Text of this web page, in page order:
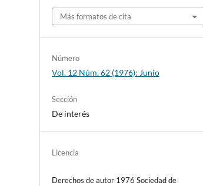
Más formatos de cita
Número
Vol. 12 Núm. 62 (1976): Junio
Sección
De interés
Licencia
Derechos de autor 1976 Sociedad de